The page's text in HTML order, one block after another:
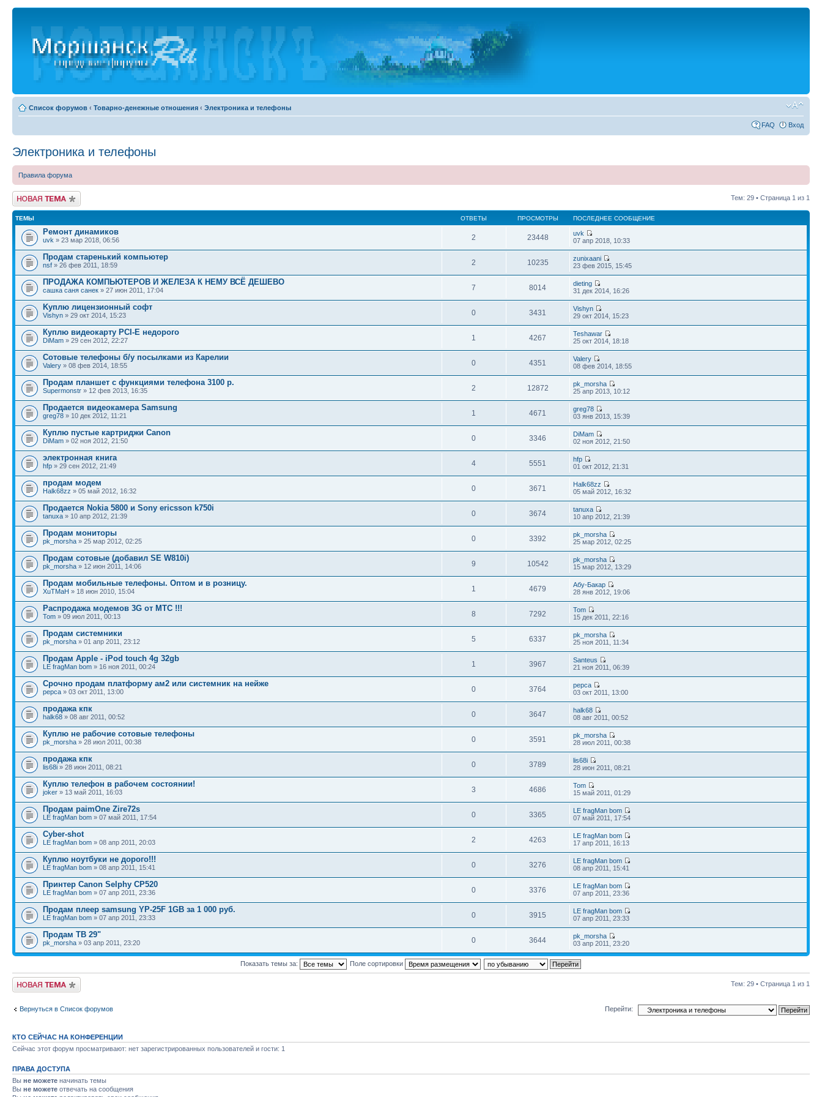
Список форумов ‹ Товарно-денежные отношения ‹ Электроника и телефоны
FAQ Вход
Электроника и телефоны
Правила форума
Новая тема Тем: 29 • Страница 1 из 1
ТЕМЫ ОТВЕТЫ ПРОСМОТРЫ ПОСЛЕДНЕЕ СООБЩЕНИЕ
Ремонт динамиков
uvk » 23 мар 2018, 06:56 2 23448
uvk
07 апр 2018, 10:33
Продам старенький компьютер
nsf » 26 фев 2011, 18:59 2 10235
zunixaani
23 фев 2015, 15:45
ПРОДАЖА КОМПЬЮТЕРОВ И ЖЕЛЕЗА К НЕМУ ВСЁ ДЕШЕВО
сашка саня санек » 27 июн 2011, 17:04 7 8014
dieting
31 дек 2014, 16:26
Kyплю лицeнзиoнный coфт
Vishyn » 29 окт 2014, 15:23 0 3431
Vishyn
29 окт 2014, 15:23
Куплю видеокарту PCI-E недорого
DiMam » 29 сен 2012, 22:27 1 4267
Teshawar
25 окт 2014, 18:18
Сотовые телефоны б/у посылками из Карелии
Valery » 08 фев 2014, 18:55 0 4351
Valery
08 фев 2014, 18:55
Продам планшет с функциями телефона 3100 р.
Supermonstr » 12 фев 2013, 16:35 2 12872
pk_morsha
25 апр 2013, 10:12
Продается видеокамера Samsung
greg78 » 10 дек 2012, 11:21 1 4671
greg78
03 янв 2013, 15:39
Куплю пустые картриджи Canon
DiMam » 02 ноя 2012, 21:50 0 3346
DiMam
02 ноя 2012, 21:50
электронная книга
hfp » 29 сен 2012, 21:49 4 5551
hfp
01 окт 2012, 21:31
продам модем
Halk68zz » 05 май 2012, 16:32 0 3671
Halk68zz
05 май 2012, 16:32
Продается Nokia 5800 и Sony ericsson k750i
tanuxa » 10 апр 2012, 21:39 0 3674
tanuxa
10 апр 2012, 21:39
Продам мониторы
pk_morsha » 25 мар 2012, 02:25 0 3392
pk_morsha
25 мар 2012, 02:25
Продам сотовые (добавил SE W810i)
pk_morsha » 12 июн 2011, 14:06 9 10542
pk_morsha
15 мар 2012, 13:29
Продам мобильные телефоны. Оптом и в розницу.
XuTMaH » 18 июн 2010, 15:04 1 4679
Абу-Бакар
28 янв 2012, 19:06
Распродажа модемов 3G от МТС !!!
Tom » 09 июл 2011, 00:13 8 7292
Tom
15 дек 2011, 22:16
Продам системники
pk_morsha » 01 апр 2011, 23:12 5 6337
pk_morsha
25 ноя 2011, 11:34
Продам Apple - iPod touch 4g 32gb
LE fragMan bom » 16 ноя 2011, 00:24 1 3967
Santeus
21 ноя 2011, 06:39
Срочно продам платформу ам2 или системник на нейже
pepca » 03 окт 2011, 13:00 0 3764
pepca
03 окт 2011, 13:00
продажа кпк
halk68 » 08 авг 2011, 00:52 0 3647
halk68
08 авг 2011, 00:52
Куплю не рабочие сотовые телефоны
pk_morsha » 28 июл 2011, 00:38 0 3591
pk_morsha
28 июл 2011, 00:38
продажа кпк
lis68i » 28 июн 2011, 08:21 0 3789
lis68i
28 июн 2011, 08:21
Куплю телефон в рабочем состоянии!
joker » 13 май 2011, 16:03 3 4686
Tom
15 май 2011, 01:29
Продам paimOne Zire72s
LE fragMan bom » 07 май 2011, 17:54 0 3365
LE fragMan bom
07 май 2011, 17:54
Cyber-shot
LE fragMan bom » 08 апр 2011, 20:03 2 4263
LE fragMan bom
17 апр 2011, 16:13
Куплю ноутбуки не дорого!!!
LE fragMan bom » 08 апр 2011, 15:41 0 3276
LE fragMan bom
08 апр 2011, 15:41
Принтер Canon Selphy CP520
LE fragMan bom » 07 апр 2011, 23:36 0 3376
LE fragMan bom
07 апр 2011, 23:36
Продам плеер samsung YP-25F 1GB за 1 000 руб.
LE fragMan bom » 07 апр 2011, 23:33 0 3915
LE fragMan bom
07 апр 2011, 23:33
Продам ТВ 29"
pk_morsha » 03 апр 2011, 23:20 0 3644
pk_morsha
03 апр 2011, 23:20
Показать темы за: Поле сортировки
Новая тема Тем: 29 • Страница 1 из 1
Вернуться в Список форумов Перейти:
КТО СЕЙЧАС НА КОНФЕРЕНЦИИ
Сейчас этот форум просматривают: нет зарегистрированных пользователей и гости: 1
ПРАВА ДОСТУПА
Вы не можете начинать темы
Вы не можете отвечать на сообщения